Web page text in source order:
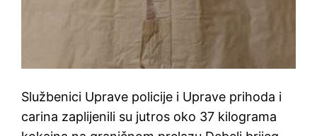
Službenici Uprave policije i Uprave prihoda i
carina zaplijenili su jutros oko 37 kilograma